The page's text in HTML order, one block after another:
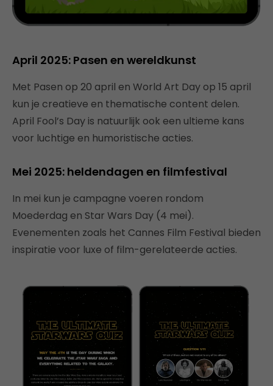
April 2025: Pasen en wereldkunst
Met Pasen op 20 april en World Art Day op 15 april
kun je creatieve en thematische content delen.
April Fool’s Day is natuurlijk ook een ultieme kans
voor luchtige en humoristische acties.
Mei 2025: heldendagen en filmfestival
In mei kun je campagne voeren rondom
Moederdag en Star Wars Day (4 mei).
Evenementen zoals het Cannes Film Festival bieden
inspiratie voor luxe of film-gerelateerde acties.